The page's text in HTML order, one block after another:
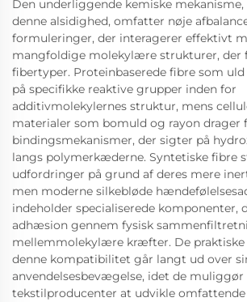
Den underliggende kemiske
denne alsidighed, omfatter nøje
formuleringer, der interagerer effektivt
mangfoldige molekylære strukturer, der
fibertyper. Proteinbaserede fibre som
på specifikke reaktive grupper inden for
additivmolekylernes struktur, mens
materialer som bomuld og rayon drager
bindingsmekanismer, der sigter på
langs polymerkæderne. Syntetiske fibre
udfordringer på grund af deres mere
men moderne silkebløde
indeholder specialiserede komponenter,
adhæsion gennem fysisk
mellemmolekylære kræfter. De praktiske
denne kompatibilitet går langt ud over
anvendelsesbevægelse, idet de muliggør
tekstilproducenter at udvikle